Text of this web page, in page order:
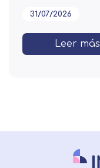
31/07/2026
Leer más